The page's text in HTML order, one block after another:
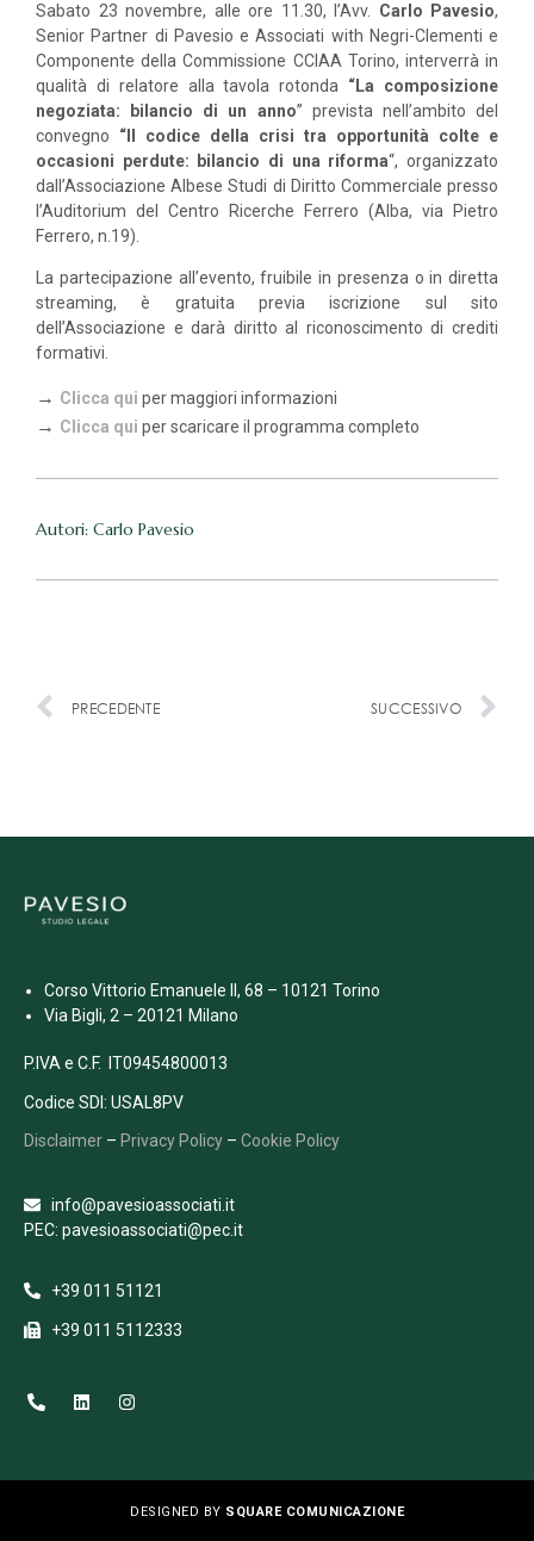
Sabato 23 novembre, alle ore 11.30, l’Avv. Carlo Pavesio,
Senior Partner di Pavesio e Associati with Negri-Clementi e
Componente della Commissione CCIAA Torino, interverrà in
qualità di relatore alla tavola rotonda “La composizione
negoziata: bilancio di un anno” prevista nell’ambito del
convegno “Il codice della crisi tra opportunità colte e
occasioni perdute: bilancio di una riforma“, organizzato
dall’Associazione Albese Studi di Diritto Commerciale presso
l’Auditorium del Centro Ricerche Ferrero (Alba, via Pietro
Ferrero, n.19).
La partecipazione all’evento, fruibile in presenza o in diretta
streaming, è gratuita previa iscrizione sul sito
dell’Associazione e darà diritto al riconoscimento di crediti
formativi.
→ Clicca qui per maggiori informazioni
→ Clicca qui per scaricare il programma completo
Autori: Carlo Pavesio
PRECEDENTE SUCCESSIVO
Corso Vittorio Emanuele II, 68 – 10121 Torino
Via Bigli, 2 – 20121 Milano
P.IVA e C.F. IT09454800013
Codice SDI: USAL8PV
Disclaimer – Privacy Policy – Cookie Policy
info@pavesioassociati.it
PEC: pavesioassociati@pec.it
+39 011 51121
+39 011 5112333
DESIGNED BY SQUARE COMUNICAZIONE